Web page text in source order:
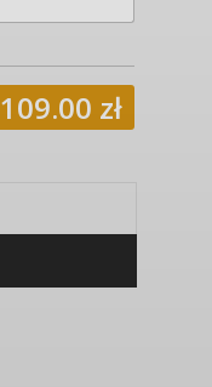
109.00 zł